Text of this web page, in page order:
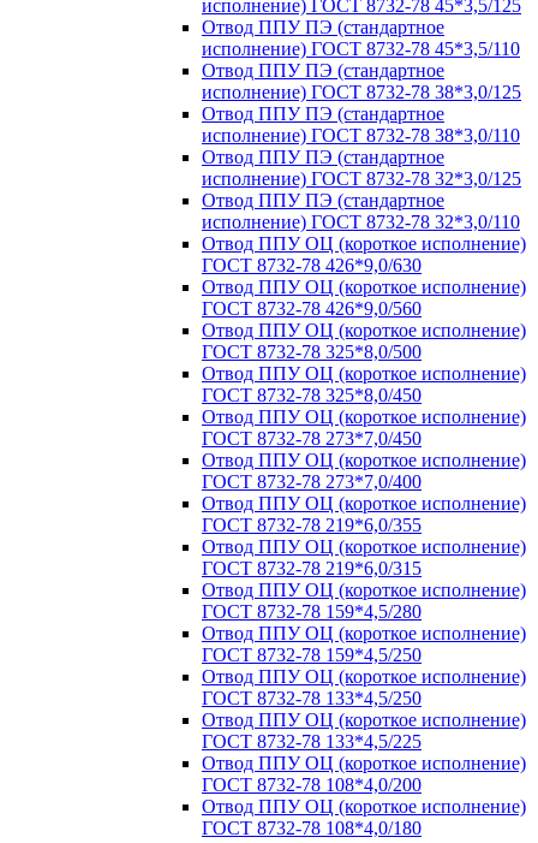
исполнение) ГОСТ 8732-78 45*3,5/125
Отвод ППУ ПЭ (стандартное
исполнение) ГОСТ 8732-78 45*3,5/110
Отвод ППУ ПЭ (стандартное
исполнение) ГОСТ 8732-78 38*3,0/125
Отвод ППУ ПЭ (стандартное
исполнение) ГОСТ 8732-78 38*3,0/110
Отвод ППУ ПЭ (стандартное
исполнение) ГОСТ 8732-78 32*3,0/125
Отвод ППУ ПЭ (стандартное
исполнение) ГОСТ 8732-78 32*3,0/110
Отвод ППУ ОЦ (короткое исполнение)
ГОСТ 8732-78 426*9,0/630
Отвод ППУ ОЦ (короткое исполнение)
ГОСТ 8732-78 426*9,0/560
Отвод ППУ ОЦ (короткое исполнение)
ГОСТ 8732-78 325*8,0/500
Отвод ППУ ОЦ (короткое исполнение)
ГОСТ 8732-78 325*8,0/450
Отвод ППУ ОЦ (короткое исполнение)
ГОСТ 8732-78 273*7,0/450
Отвод ППУ ОЦ (короткое исполнение)
ГОСТ 8732-78 273*7,0/400
Отвод ППУ ОЦ (короткое исполнение)
ГОСТ 8732-78 219*6,0/355
Отвод ППУ ОЦ (короткое исполнение)
ГОСТ 8732-78 219*6,0/315
Отвод ППУ ОЦ (короткое исполнение)
ГОСТ 8732-78 159*4,5/280
Отвод ППУ ОЦ (короткое исполнение)
ГОСТ 8732-78 159*4,5/250
Отвод ППУ ОЦ (короткое исполнение)
ГОСТ 8732-78 133*4,5/250
Отвод ППУ ОЦ (короткое исполнение)
ГОСТ 8732-78 133*4,5/225
Отвод ППУ ОЦ (короткое исполнение)
ГОСТ 8732-78 108*4,0/200
Отвод ППУ ОЦ (короткое исполнение)
ГОСТ 8732-78 108*4,0/180